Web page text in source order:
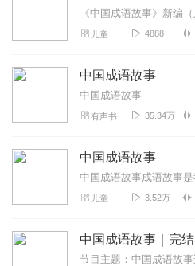
儿童 4888
中国成语故事
中国成语故事
有声书 35.34万
中国成语故事
儿童 3.52万
中国成语故事｜完结